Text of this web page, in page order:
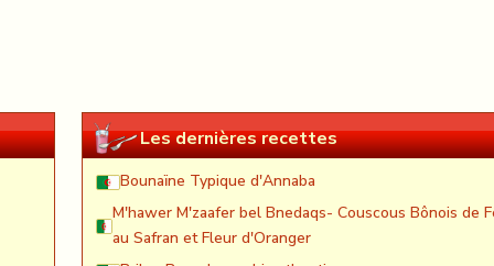
Les dernières recettes
Bounaïne Typique d'Annaba
M'hawer M'zaafer bel Bnedaqs- Couscous Bônois de
au Safran et Fleur d'Oranger